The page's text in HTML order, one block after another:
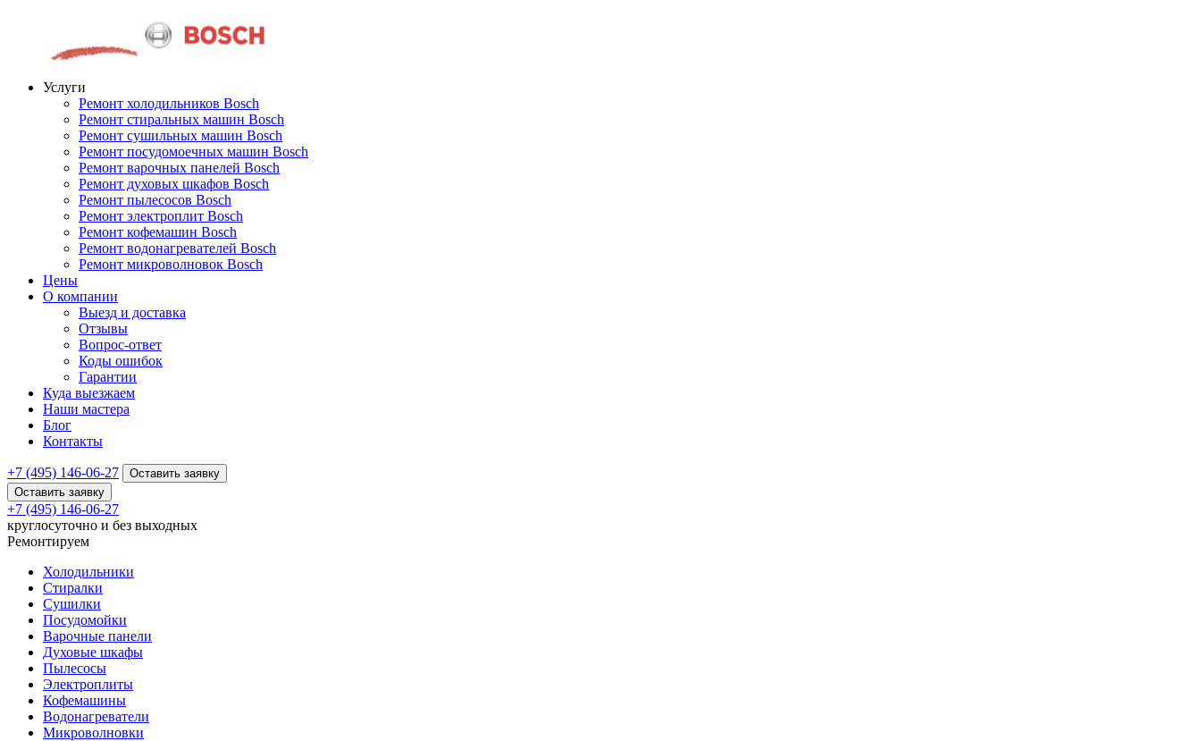
Услуги
Ремонт холодильников Bosch
Ремонт стиральных машин Bosch
Ремонт сушильных машин Bosch
Ремонт посудомоечных машин Bosch
Ремонт варочных панелей Bosch
Ремонт духовых шкафов Bosch
Ремонт пылесосов Bosch
Ремонт электроплит Bosch
Ремонт кофемашин Bosch
Ремонт водонагревателей Bosch
Ремонт микроволновок Bosch
Цены
О компании
Выезд и доставка
Отзывы
Вопрос-ответ
Коды ошибок
Гарантии
Куда выезжаем
Наши мастера
Блог
Контакты
+7 (495) 146-06-27
Оставить заявку
Оставить заявку
+7 (495) 146-06-27
круглосуточно и без выходных
Ремонтируем
Холодильники
Стиралки
Сушилки
Посудомойки
Варочные панели
Духовые шкафы
Пылесосы
Электроплиты
Кофемашины
Водонагреватели
Микроволновки